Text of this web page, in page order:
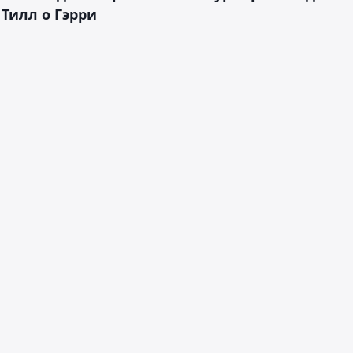
о Гэрри